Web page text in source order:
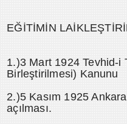
EĞİTİMİN
1.)3 Mart 1924 Tevhid-i
Birleştirilmesi) Kanunu
2.)5 Kasım 1925
açılması.